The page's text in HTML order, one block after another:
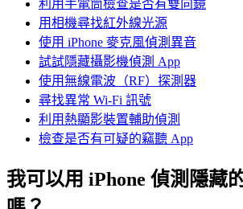
利用手電筒檢查是否有雙向鏡
用相機尋找紅外線光源
使用 iPhone 麥克風偵測異音
試試隱藏攝影機偵測 App
使用無線電波（RF）探測器
尋找異常 Wi-Fi 訊號
利用熱顯影裝置輔助偵測
檢查是否有可疑的竊聽 App
我可以用 iPhone 偵測隱藏